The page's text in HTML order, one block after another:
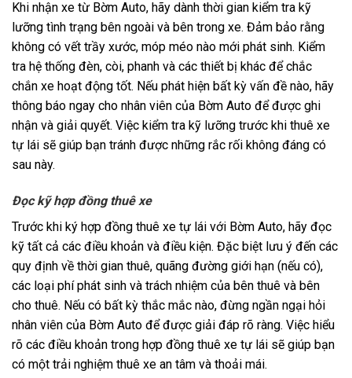
Khi nhận xe từ Bờm Auto, hãy dành thời gian kiểm tra kỹ
lưỡng tình trạng bên ngoài và bên trong xe. Đảm bảo rằng
không có vết trầy xước, móp méo nào mới phát sinh. Kiểm
tra hệ thống đèn, còi, phanh và các thiết bị khác để chắc
chắn xe hoạt động tốt. Nếu phát hiện bất kỳ vấn đề nào, hãy
thông báo ngay cho nhân viên của Bờm Auto để được ghi
nhận và giải quyết. Việc kiểm tra kỹ lưỡng trước khi thuê xe
tự lái sẽ giúp bạn tránh được những rắc rối không đáng có
sau này.
Đọc kỹ hợp đồng thuê xe
Trước khi ký hợp đồng thuê xe tự lái với Bờm Auto, hãy đọc
kỹ tất cả các điều khoản và điều kiện. Đặc biệt lưu ý đến các
quy định về thời gian thuê, quãng đường giới hạn (nếu có),
các loại phí phát sinh và trách nhiệm của bên thuê và bên
cho thuê. Nếu có bất kỳ thắc mắc nào, đừng ngần ngại hỏi
nhân viên của Bờm Auto để được giải đáp rõ ràng. Việc hiểu
rõ các điều khoản trong hợp đồng thuê xe tự lái sẽ giúp bạn
có một trải nghiệm thuê xe an tâm và thoải mái.